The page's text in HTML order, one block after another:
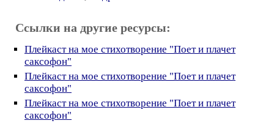
Ссылки на другие ресурсы:
Плейкаст на мое стихотворение "Поет и плачет
саксофон"
Плейкаст на мое стихотворение "Поет и плачет
саксофон"
Плейкаст на мое стихотворение "Поет и плачет
саксофон"